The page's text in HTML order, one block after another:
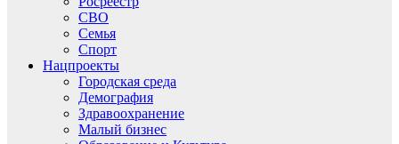
СВО
Семья
Спорт
Нацпроекты
Городская среда
Демография
Здравоохранение
Малый бизнес